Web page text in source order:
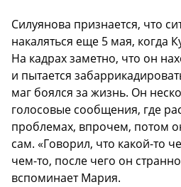
Силуянова признается, что
накаляться еще 5 мая, когда
На кадрах заметно, что он
и пытается
маг боялся за жизнь. Он
голосовые сообщения, где
проблемах, впрочем, потом
сам. «Говорил, что какой-то
чем-то, после чего он
вспоминает Мария.